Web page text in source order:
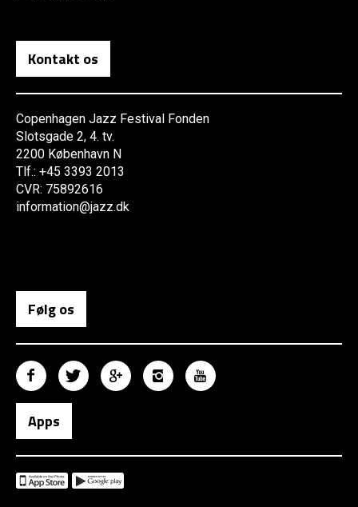
Kontakt os
Copenhagen Jazz Festival Fonden
Slotsgade 2, 4. tv.
2200 København N
Tlf.: +45 3393 2013
CVR: 75892616
information@jazz.dk
Følg os
Apps